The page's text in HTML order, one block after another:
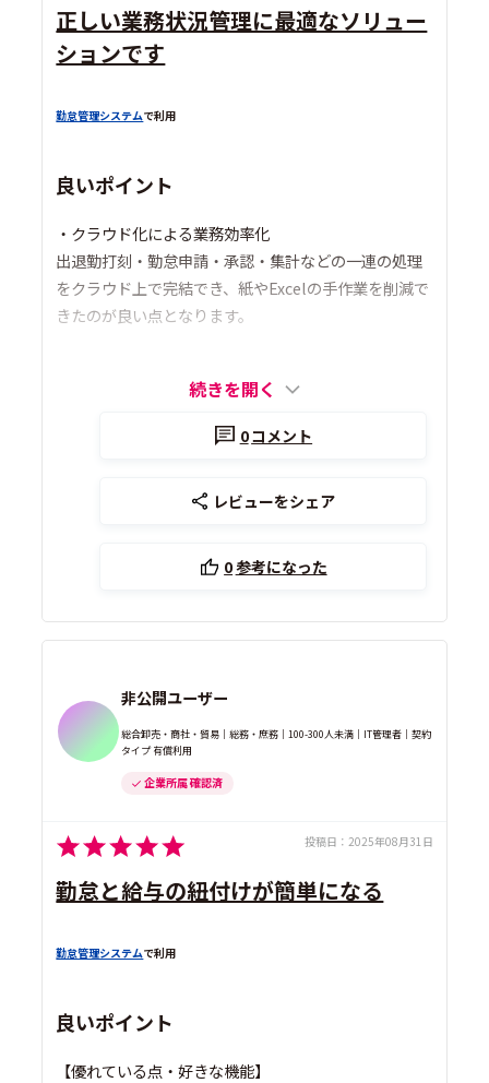
正しい業務状況管理に最適なソリュー
ションです
勤怠管理システムで利用
良いポイント
・クラウド化による業務効率化
出退勤打刻・勤怠申請・承認・集計などの一連の処理
をクラウド上で完結でき、紙やExcelの手作業を削減で
きたのが良い点となります。
続きを開く
0コメント
レビューをシェア
0参考になった
非公開ユーザー
総合卸売・商社・貿易｜総務・庶務｜100-300人未満｜IT管理者｜契約
タイプ 有償利用
企業所属 確認済
投稿日： 2025年08月31日
勤怠と給与の紐付けが簡単になる
勤怠管理システムで利用
良いポイント
【優れている点・好きな機能】